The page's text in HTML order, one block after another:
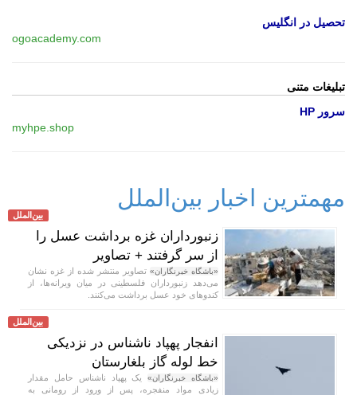
تحصیل در انگلیس
ogoacademy.com
تبلیغات متنی
سرور HP
myhpe.shop
مهمترین اخبار بین‌الملل
بین‌الملل
زنبورداران غزه برداشت عسل را
از سر گرفتند + تصاویر
«باشگاه خبرنگاران» تصاویر منتشر شده از غزه نشان
می‌دهد زنبورداران فلسطینی در میان ویرانه‌ها، از
کندو‌های خود عسل برداشت می‌کنند.
بین‌الملل
انفجار پهپاد ناشناس در نزدیکی
خط لوله گاز بلغارستان
«باشگاه خبرنگاران»یک پهپاد ناشناس حامل مقدار
زیادی مواد منفجره، پس از ورود از رومانی به